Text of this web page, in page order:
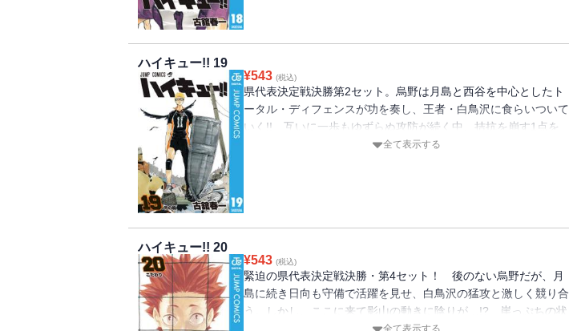
ハイキュー!! 19
¥543 (税込)
県代表決定戦決勝第2セット。烏野は月島と西谷を中心としたト
ータル・ディフェンスが功を奏し、王者・白鳥沢に食らいついて
いく!! 互いに一歩もゆずらぬ攻防が続く中、拮抗を崩す1点を
全て表示する
ハイキュー!! 20
¥543 (税込)
緊迫の県代表決定戦決勝・第4セット！ 後のない烏野だが、月
島に続き日向も守備で活躍を見せ、白鳥沢の猛攻と激しく競り合
う。しかし、ここに来て影山の動きに陰りが…!? 崖っぷちの状